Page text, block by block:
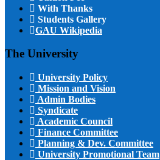
With Thanks
Students Gallery
GAU Wikipedia
The University
University Policy
Mission and Vision
Admin Bodies
Syndicate
Academic Council
Finance Committee
Planning & Dev. Committee
University Promotional Team